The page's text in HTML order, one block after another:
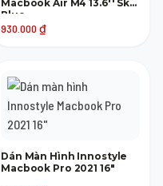
Macbook Air M4 13.6'' Sky
Blue
930.000 ₫
Dán Màn Hình Innostyle
Macbook Pro 2021 16"